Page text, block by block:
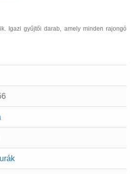
Igazi gyűjtői darab, amely minden rajongó